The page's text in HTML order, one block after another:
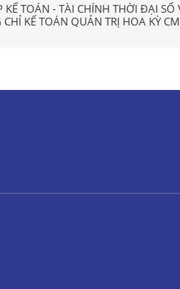
KẾ TOÁN - TÀI CHÍNH THỜI ĐẠI SỐ
KẾ TOÁN QUẢN TRỊ HOA KỲ